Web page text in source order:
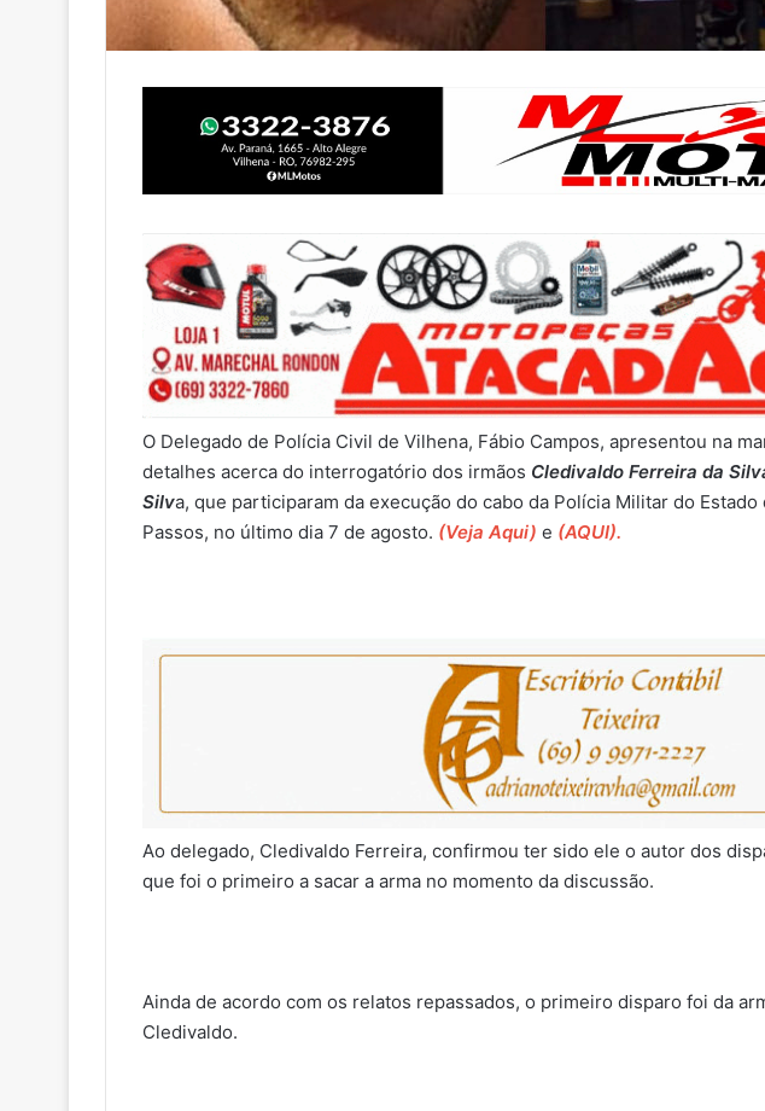
O Delegado de Polícia Civil de Vilhena, Fábio Campos, apresentou na
detalhes acerca do interrogatório dos irmãos Cledivaldo Ferreira da
Silva, que participaram da execução do cabo da Polícia Militar do
Passos, no último dia 7 de agosto. (Veja Aqui) e (AQUI).
Ao delegado, Cledivaldo Ferreira, confirmou ter sido ele o autor dos
que foi o primeiro a sacar a arma no momento da discussão.
Ainda de acordo com os relatos repassados, o primeiro disparo foi da
Cledivaldo.